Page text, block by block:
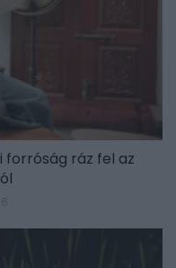
forróság ráz fel az